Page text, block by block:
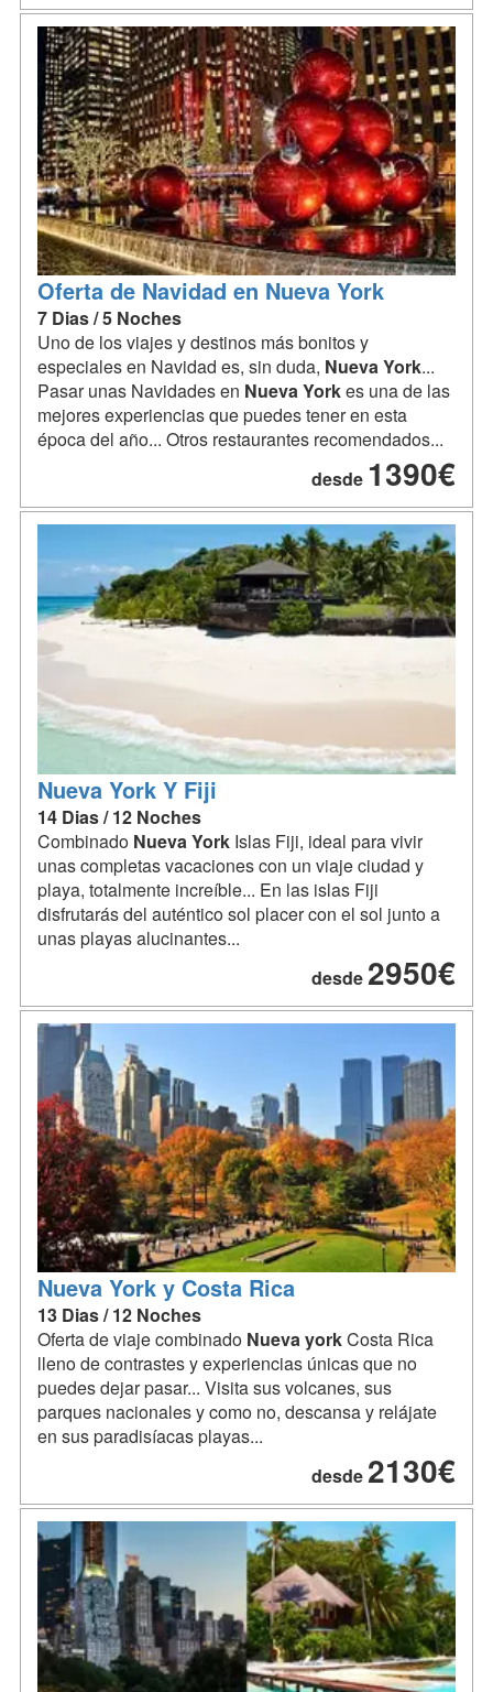
Oferta de Navidad en Nueva York
7 Dias / 5 Noches
Uno de los viajes y destinos más bonitos y
especiales en Navidad es, sin duda, NuevaYork...
Pasar unas Navidades en NuevaYorkes una de las
mejores experiencias que puedes tener en esta
época del año... Otros restaurantes recomendados...
desde 1390€
Nueva York Y Fiji
14 Dias / 12 Noches
Combinado Nueva York Islas Fiji, ideal para vivir
unas completas vacaciones con un viaje ciudad y
playa, totalmente increíble... En las islas Fiji
disfrutarás del auténtico sol placer con el sol junto a
unas playas alucinantes...
desde 2950€
Nueva York y Costa Rica
13 Dias / 12 Noches
Oferta de viaje combinado NuevayorkCosta Rica
lleno de contrastes y experiencias únicas que no
puedes dejar pasar... Visita sus volcanes, sus
parques nacionales y como no, descansa y relájate
en sus paradisíacas playas...
desde 2130€